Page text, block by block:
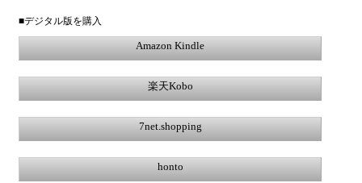
■デジタル版を購入
Amazon Kindle
楽天Kobo
7net.shopping
honto